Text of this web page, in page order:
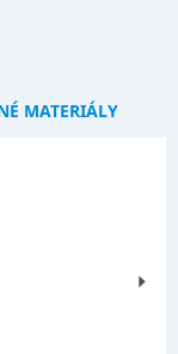
MATERIÁLY